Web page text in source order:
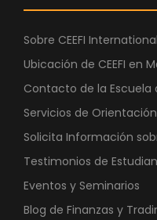
Sobre CEEFI
Ubicación de CEEFI en
Contacto de la Escuela
Servicios de
Solicita Información
Testimonios de
Eventos y Seminarios
Blog de Finanzas y